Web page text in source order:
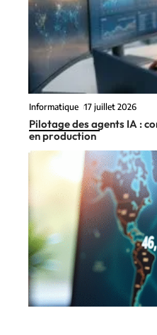
Informatique 17 juillet 2026
Pilotage des agents IA :
en production